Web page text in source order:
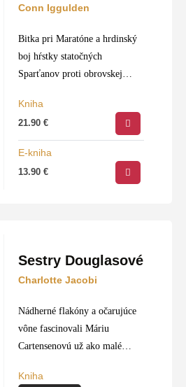
Conn Iggulden
Bitka pri Maratóne a hrdinský
boj hŕstky statočných
Sparťanov proti obrovskej
Termopylách sú dve z
najznámejších bitiek
starovekého sveta. Desaťročie v
gréckych dejinách medzi rokmi
Kniha
21.90€
E-kniha
13.90€
Sestry Douglasové
Charlotte Jacobi
Nádherné flakóny a očarujúce
vône fascinovali Máriu
Cartensenovú už ako malé
opatrovateľkou obdivovala
Kniha